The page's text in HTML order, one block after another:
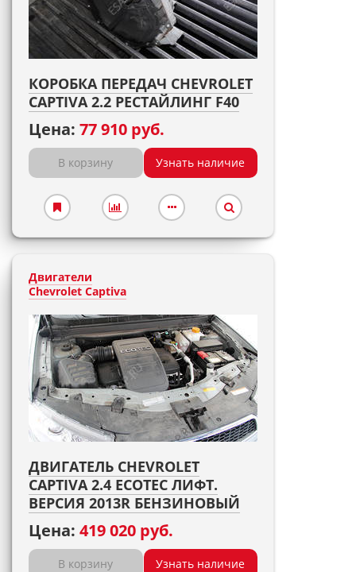
КОРОБКА ПЕРЕДАЧ CHEVROLET
CAPTIVA 2.2 РЕСТАЙЛИНГ F40
Цена: 77 910 руб.
В корзину Узнать наличие
Двигатели
Chevrolet Captiva
ДВИГАТЕЛЬ CHEVROLET
CAPTIVA 2.4 ECOTEC ЛИФТ.
ВЕРСИЯ 2013R БЕНЗИНОВЫЙ
Цена: 419 020 руб.
В корзину Узнать наличие